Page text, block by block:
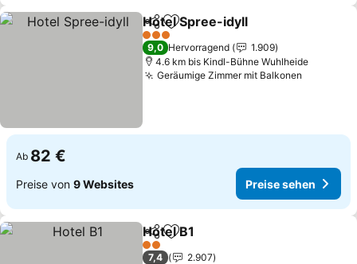
TeilenZu Favoriten hinzufügen
Hotel Spree-idyll
3 Sterne
9,0 Hervorragend
1.909
4.6 km bis Kindl-Bühne Wuhlheide
Geräumige Zimmer mit Balkonen
Ab 82 €
Preise von 9 Websites Preise sehen
TeilenZu Favoriten hinzufügen
Hotel B1
2 Sterne
7,4
2.907